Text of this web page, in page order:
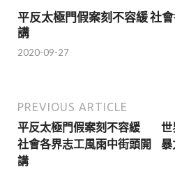
平反太極門假案刻不容緩 社
講
2020-09-27
PREVIOUS ARTICLE
平反太極門假案刻不容緩
社會各界志工風雨中街頭開
講
世
暴